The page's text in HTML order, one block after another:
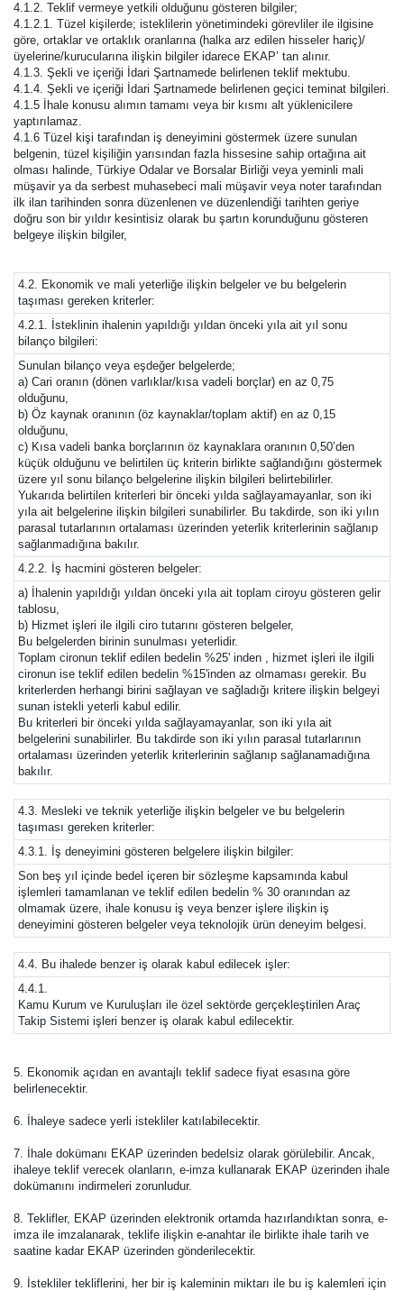
4.1.2. Teklif vermeye yetkili olduğunu gösteren bilgiler;
4.1.2.1. Tüzel kişilerde; isteklilerin yönetimindeki görevliler ile ilgisine
göre, ortaklar ve ortaklık oranlarına (halka arz edilen hisseler hariç)/
üyelerine/kurucularına ilişkin bilgiler idarece EKAP’ tan alınır.
4.1.3. Şekli ve içeriği İdari Şartnamede belirlenen teklif mektubu.
4.1.4. Şekli ve içeriği İdari Şartnamede belirlenen geçici teminat bilgileri.
4.1.5 İhale konusu alımın tamamı veya bir kısmı alt yüklenicilere
yaptırılamaz.
4.1.6 Tüzel kişi tarafından iş deneyimini göstermek üzere sunulan
belgenin, tüzel kişiliğin yarısından fazla hissesine sahip ortağına ait
olması halinde, Türkiye Odalar ve Borsalar Birliği veya yeminli mali
müşavir ya da serbest muhasebeci mali müşavir veya noter tarafından
ilk ilan tarihinden sonra düzenlenen ve düzenlendiği tarihten geriye
doğru son bir yıldır kesintisiz olarak bu şartın korunduğunu gösteren
belgeye ilişkin bilgiler,
4.2. Ekonomik ve mali yeterliğe ilişkin belgeler ve bu belgelerin
taşıması gereken kriterler:
4.2.1. İsteklinin ihalenin yapıldığı yıldan önceki yıla ait yıl sonu
bilanço bilgileri:
Sunulan bilanço veya eşdeğer belgelerde;
a) Cari oranın (dönen varlıklar/kısa vadeli borçlar) en az 0,75
olduğunu,
b) Öz kaynak oranının (öz kaynaklar/toplam aktif) en az 0,15
olduğunu,
c) Kısa vadeli banka borçlarının öz kaynaklara oranının 0,50’den
küçük olduğunu ve belirtilen üç kriterin birlikte sağlandığını göstermek
üzere yıl sonu bilanço belgelerine ilişkin bilgileri belirtebilirler.
Yukarıda belirtilen kriterleri bir önceki yılda sağlayamayanlar, son iki
yıla ait belgelerine ilişkin bilgileri sunabilirler. Bu takdirde, son iki yılın
parasal tutarlarının ortalaması üzerinden yeterlik kriterlerinin sağlanıp
sağlanmadığına bakılır.
4.2.2. İş hacmini gösteren belgeler:
a) İhalenin yapıldığı yıldan önceki yıla ait toplam ciroyu gösteren gelir
tablosu,
b) Hizmet işleri ile ilgili ciro tutarını gösteren belgeler,
Bu belgelerden birinin sunulması yeterlidir.
Toplam cironun teklif edilen bedelin %25' inden , hizmet işleri ile ilgili
cironun ise teklif edilen bedelin %15'inden az olmaması gerekir. Bu
kriterlerden herhangi birini sağlayan ve sağladığı kritere ilişkin belgeyi
sunan istekli yeterli kabul edilir.
Bu kriterleri bir önceki yılda sağlayamayanlar, son iki yıla ait
belgelerini sunabilirler. Bu takdirde son iki yılın parasal tutarlarının
ortalaması üzerinden yeterlik kriterlerinin sağlanıp sağlanamadığına
bakılır.
4.3. Mesleki ve teknik yeterliğe ilişkin belgeler ve bu belgelerin
taşıması gereken kriterler:
4.3.1. İş deneyimini gösteren belgelere ilişkin bilgiler:
Son beş yıl içinde bedel içeren bir sözleşme kapsamında kabul
işlemleri tamamlanan ve teklif edilen bedelin % 30 oranından az
olmamak üzere, ihale konusu iş veya benzer işlere ilişkin iş
deneyimini gösteren belgeler veya teknolojik ürün deneyim belgesi.
4.4. Bu ihalede benzer iş olarak kabul edilecek işler:
4.4.1.
Kamu Kurum ve Kuruluşları ile özel sektörde gerçekleştirilen Araç
Takip Sistemi işleri benzer iş olarak kabul edilecektir.
5. Ekonomik açıdan en avantajlı teklif sadece fiyat esasına göre
belirlenecektir.
6. İhaleye sadece yerli istekliler katılabilecektir.
7. İhale dokümanı EKAP üzerinden bedelsiz olarak görülebilir. Ancak,
ihaleye teklif verecek olanların, e-imza kullanarak EKAP üzerinden ihale
dokümanını indirmeleri zorunludur.
8. Teklifler, EKAP üzerinden elektronik ortamda hazırlandıktan sonra, e-
imza ile imzalanarak, teklife ilişkin e-anahtar ile birlikte ihale tarih ve
saatine kadar EKAP üzerinden gönderilecektir.
9. İstekliler tekliflerini, her bir iş kaleminin miktarı ile bu iş kalemleri için